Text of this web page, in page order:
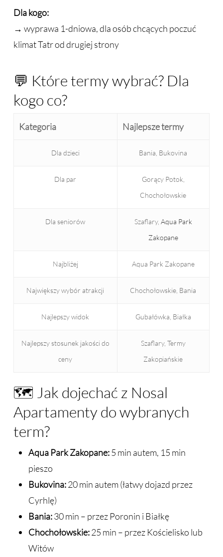
Dla kogo:
→ wyprawa 1-dniowa, dla osób chcących poczuć
klimat Tatr od drugiej strony
💬 Które termy wybrać? Dla
kogo co?
Kategoria Najlepsze termy
Dla dzieci Bania, Bukovina
Dla par
Gorący Potok,
Chochołowskie
Dla seniorów Szaflary, Aqua Park
Zakopane
Najbliżej Aqua Park Zakopane
Największy wybór atrakcji Chochołowskie, Bania
Najlepszy widok Gubałówka, Białka
Najlepszy stosunek jakości do
ceny
Szaflary, Termy
Zakopiańskie
🗺️ Jak dojechać z Nosal
Apartamenty do wybranych
term?
Aqua Park Zakopane:5 min autem, 15 min
pieszo
Bukovina:20 min autem (łatwy dojazd przez
Cyrhlę)
Bania:30 min – przez Poronin i Białkę
Chochołowskie:25 min – przez Kościelisko lub
Witów